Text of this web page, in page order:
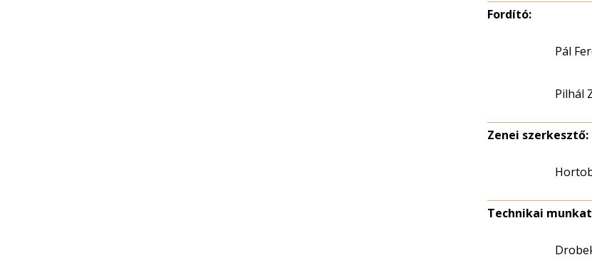
Fordító:
Pál
Pilhál
Zenei szerkesztő:
Technikai